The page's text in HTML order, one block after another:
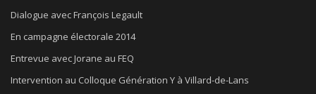
Dialogue avec François Legault
En campagne électorale 2014
Entrevue avec Jorane au FEQ
Intervention au Colloque Génération Y à Villard-de-Lans